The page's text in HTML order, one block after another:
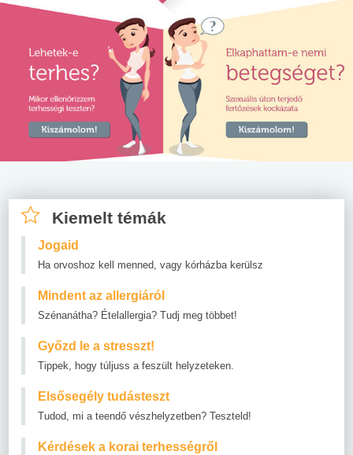
Kiemelt témák
Jogaid
Ha orvoshoz kell menned, vagy kórházba kerülsz
Mindent az allergiáról
Szénanátha? Ételallergia? Tudj meg többet!
Győzd le a stresszt!
Tippek, hogy túljuss a feszült helyzeteken.
Elsősegély tudásteszt
Tudod, mi a teendő vészhelyzetben? Teszteld!
Kérdések a korai terhességről